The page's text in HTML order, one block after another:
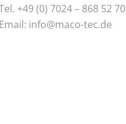
+49 (0) 7024 – 868 52 70
Email: info@maco-tec.de